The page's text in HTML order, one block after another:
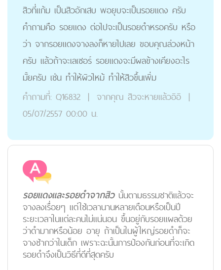
สิวที่แก้ม เป็นสิวอักเสบ พอยุบจะเป็นรอยแดง ครับ
คำถามคือ รอยแดง ต่อไปจะเป็นรอยดำหรอครับ หรือ
ว่า จากรอยแดงจางลงก็หายไปเลย ขอบคุณล่วงหน้า
ครับ แล้วถ้าจะเลเซอร์ รอยแดงจะมีผลข้างเคียงอะไร
มั้ยครับ เช่น ทำให้ผิวไหม้ ทำให้สิวขึ้นเพิ่ม
คำถามที่: Q16832 | จากคุณ สิวจะหายแล้วอิอิ |
05/07/2557 00:00 น.
รอยแดงและรอยดำจากสิว นั้นตามธรรมชาติแล้วจะ
จางลงเรื่อยๆ แต่ใช้เวลานานหลายเดือนหรือเป็นปี
ระยะเวลาในแต่ละคนไม่แน่นอน ขึ้นอยู่กับรอยแผลด้วย
ว่าดำมากหรือน้อย อายุ ถ้าเป็นในผู้ใหญ่รอยดำก็จะ
จางช้ากว่าในเด็ก เพราะฉะนั้นการป้องกันก่อนที่จะเกิด
รอยดำจึงเป็นวิธีที่ดีที่สุดครับ